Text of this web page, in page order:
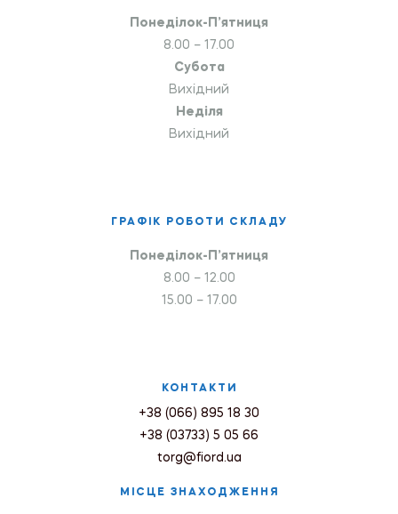
Понеділок-П’ятниця
8.00 – 17.00
Субота
Вихідний
Неділя
Вихідний
ГРАФІК РОБОТИ СКЛАДУ
Понеділок-П’ятниця
8.00 – 12.00
15.00 – 17.00
КОНТАКТИ
+38 (066) 895 18 30
+38 (03733) 5 05 66
torg@fiord.ua
МІСЦЕ ЗНАХОДЖЕННЯ